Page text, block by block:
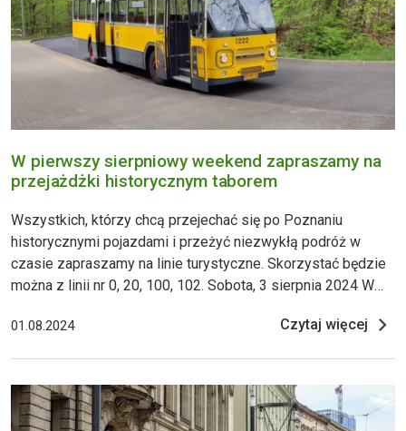
W pierwszy sierpniowy weekend zapraszamy na
przejażdżki historycznym taborem
Wszystkich, którzy chcą przejechać się po Poznaniu
historycznymi pojazdami i przeżyć niezwykłą podróż w
czasie zapraszamy na linie turystyczne. Skorzystać będzie
można z linii nr 0, 20, 100, 102. Sobota, 3 sierpnia 2024 W
wagonem 102N 1 Do obsługi linii nr 100, którą można
01.08.2024 Czytaj więcej